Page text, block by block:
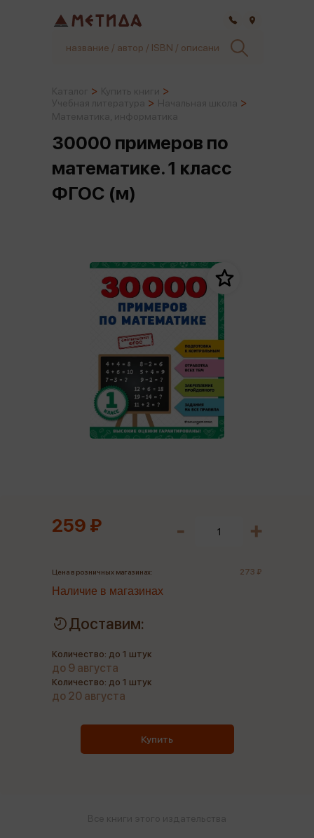
30000 примеров по
математике. 1 класс
ФГОС (м)
259 ₽
Цена в розничных магазинах: 273 ₽
Наличие в магазинах
Доставим:
Количество: до 1 штук
до 9 августа
Количество: до 1 штук
до 20 августа
Купить